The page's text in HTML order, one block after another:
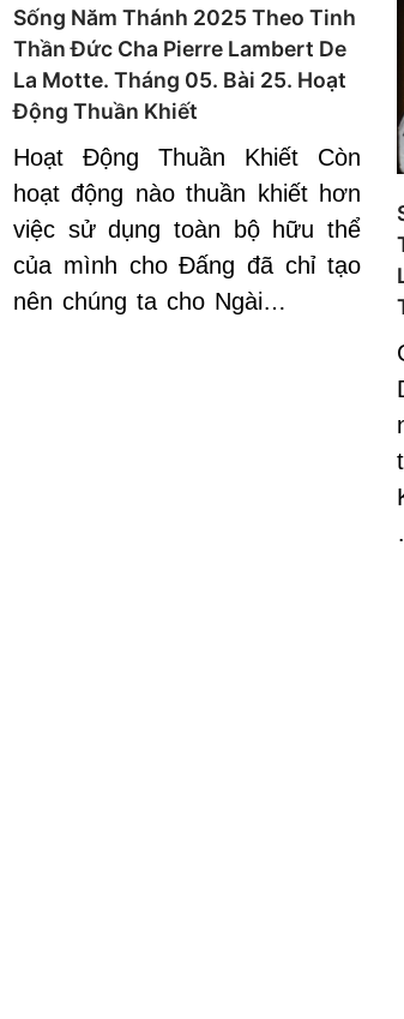
Sống Năm Thánh 2025 Theo Tinh
Thần Đức Cha Pierre Lambert De
La Motte. Tháng 05. Bài 25. Hoạt
Động Thuần Khiết
Hoạt Động Thuần Khiết Còn
hoạt động nào thuần khiết hơn
việc sử dụng toàn bộ hữu thể
của mình cho Đấng đã chỉ tạo
nên chúng ta cho Ngài…